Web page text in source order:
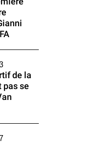
de la
pas se